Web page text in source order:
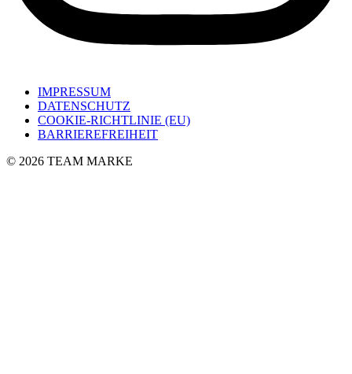
IMPRESSUM
DATENSCHUTZ
COOKIE-RICHTLINIE (EU)
BARRIEREFREIHEIT
© 2026 TEAM MARKE